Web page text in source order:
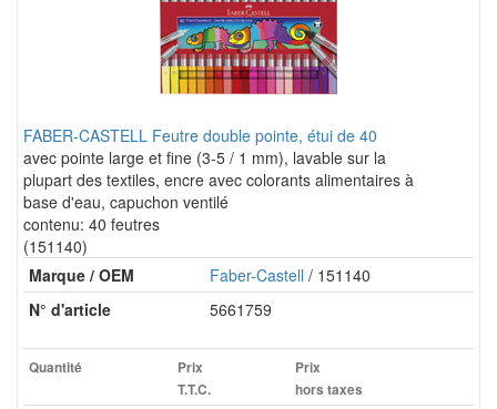
FABER-CASTELL Feutre double pointe, étui de 40
avec pointe large et fine (3-5 / 1 mm), lavable sur la
plupart des textiles, encre avec colorants alimentaires à
base d'eau, capuchon ventilé
contenu: 40 feutres
(151140)
Marque / OEM
Faber-Castell / 151140
N° d'article
5661759
Quantité
Prix
T.T.C.
Prix
hors taxes